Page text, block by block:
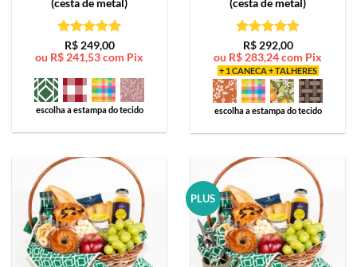
(cesta de metal)
Avaliação5
de 5
R$249,00
ou R$ 241,53com Pix
escolha a estampa do tecido
(cesta de metal)
Avaliação5
de 5
R$292,00
ou R$ 283,24com Pix
+ 1 CANECA + TALHERES
escolha a estampa do tecido
PLUS